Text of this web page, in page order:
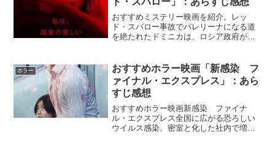
おすすめミステリー映画を紹介。レッ
ド・スパロー事故でバレリーナになる道
を絶たれたドミニカは、ロシア政府が極
を駆使して情報を盗み出す女スパイ「ス
パロー」になるための訓練を...
ホラー
おすすめホラー映画「新感染 フ
ァイナル・エクスプレス」：あら
すじ感想
おすすめホラー映画新感染 ファイナ
ル・エクスプレス全国に広がる恐ろしい
ウイルス感染。密室と化した社内で増幅